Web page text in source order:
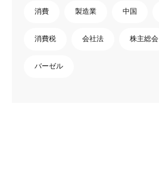
消費 製造業 中国
消費税 会社法 株主総会
バーゼル